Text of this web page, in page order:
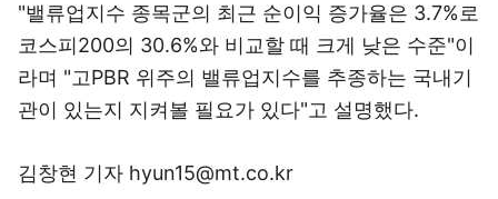
"밸류업지수 종목군의 최근 순이익 증가율은 3.7%로
코스피200의 30.6%와 비교할 때 크게 낮은 수준"이
라며 "고PBR 위주의 밸류업지수를 추종하는 국내기
관이 있는지 지켜볼 필요가 있다"고 설명했다.
김창현 기자 hyun15@mt.co.kr